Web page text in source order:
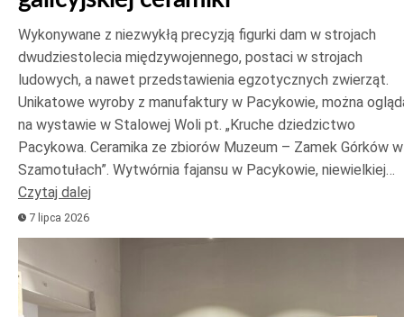
Wykonywane z niezwykłą precyzją figurki dam w strojach
dwudziestolecia międzywojennego, postaci w strojach
ludowych, a nawet przedstawienia egzotycznych zwierząt.
Unikatowe wyroby z manufaktury w Pacykowie, można
na wystawie w Stalowej Woli pt. „Kruche dziedzictwo
Pacykowa. Ceramika ze zbiorów Muzeum – Zamek Górków w
Szamotułach”. Wytwórnia fajansu w Pacykowie, niewielkiej…
Czytaj dalej
7 lipca 2026
Odtwarzacz
plików
dźwiękowych